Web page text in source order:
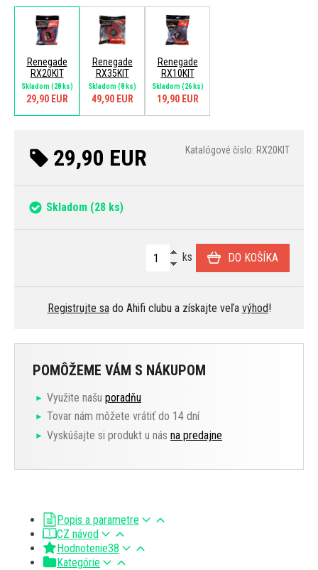
Renegade
RX20KIT
Skladom(28 ks)
29,90 EUR
Renegade
RX35KIT
Skladom(8 ks)
49,90 EUR
Renegade
RX10KIT
Skladom(26 ks)
19,90 EUR
29,90 EUR Katalógové číslo: RX20KIT
Skladom (28 ks)
ks DO KOŠÍKA
Registrujte sado Ahifi clubu a získajte veľa výhod!
POMÔŽEME VÁM S NÁKUPOM
Využite našu poradňu
Tovar nám môžete vrátiť do 14 dní
Vyskúšajte si produkt u nás na predajne
Popis a parametre
CZ návod
Hodnotenie38
Kategórie